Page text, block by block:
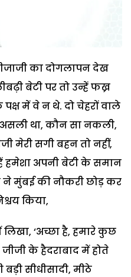
का दोगलापन देख
बेटी पर तो उन्हें फख्र
में वे न थे. दो चेहरों वाले
था, कौन सा नकली,
मेरी सगी बहन तो नहीं,
अपनी बेटी के समान
ने मुंबई की नौकरी छोड़ कर
किया,
‘अच्छा है, हमारे कुछ
के हैदराबाद में होते
सीधीसादी, मीठे